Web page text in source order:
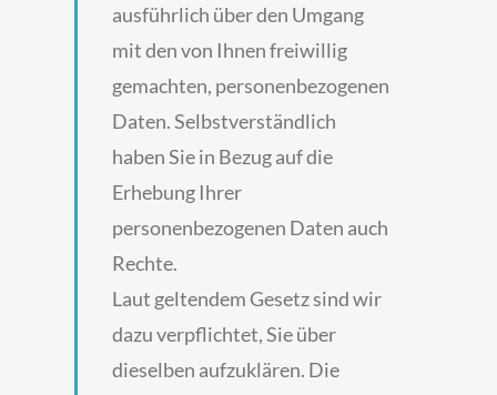
ausführlich über den Umgang
mit den von Ihnen freiwillig
gemachten, personenbezogenen
Daten. Selbstverständlich
haben Sie in Bezug auf die
Erhebung Ihrer
personenbezogenen Daten auch
Rechte.
Laut geltendem Gesetz sind wir
dazu verpflichtet, Sie über
dieselben aufzuklären. Die